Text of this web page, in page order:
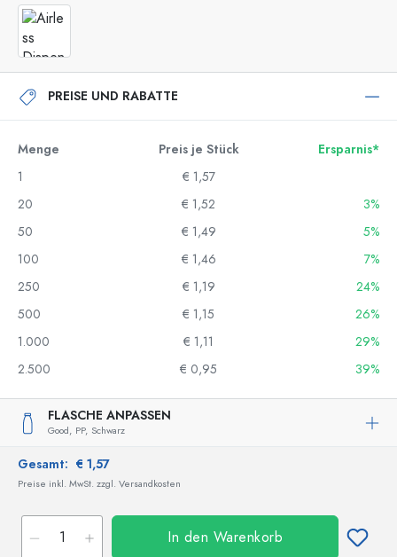
PREISE UND RABATTE
Menge Preis je Stück
Ersparnis*
1
€ 1,57
20
€ 1,52
3%
50
€ 1,49
5%
100
€ 1,46
7%
250
€ 1,19
24%
500
€ 1,15
26%
1.000
€ 1,11
29%
2.500
€ 0,95 39%
FLASCHE ANPASSEN
Good, PP, Schwarz
Gesamt: € 1,57
Preise inkl. MwSt. zzgl. Versandkosten
In den Warenkorb